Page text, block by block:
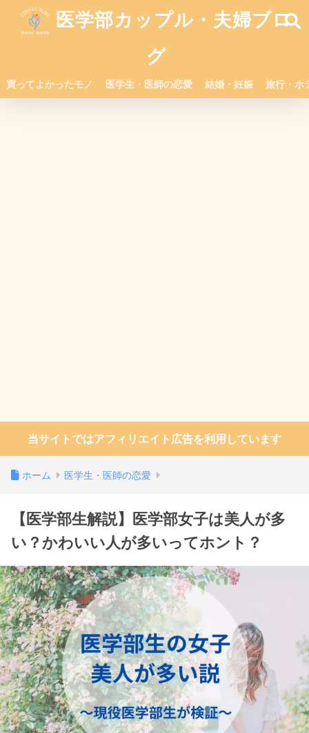
医学部カップル・夫婦ブロ
グ
買ってよかったモノ 医学生・医師の恋愛 結婚・妊娠 旅行・ホ
当サイトではアフィリエイト広告を利用しています
ホーム 医学生・医師の恋愛
【医学部生解説】医学部女子は美人が多
い？かわいい人が多いってホント？